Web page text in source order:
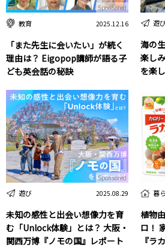
教育 2025.12.16
「また先生に会いたい」が続く
理由は？ Eigopop講師が語る子
ども英会話の秘訣
Sponsored
遊
海の
楽し
を楽
遊び 2025.08.29
未知の感性と出会い想像力を育
む「Unlock体験」とは？ 大阪・
関西万博『ノモの国』レポート
Sponsored
暮
植物
ロ！
『ラ